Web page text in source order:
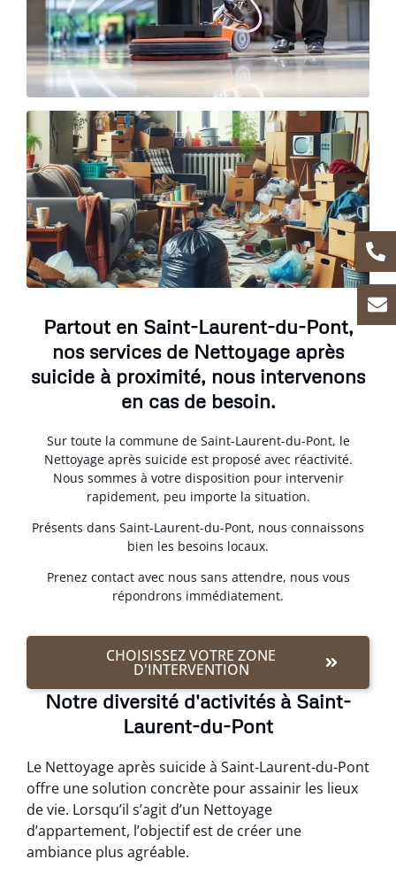
Partout en Saint-Laurent-du-Pont,
nos services de Nettoyage après
suicide à proximité, nous intervenons
en cas de besoin.
Sur toute la commune de Saint-Laurent-du-Pont, le
Nettoyage après suicide est proposé avec réactivité.
Nous sommes à votre disposition pour intervenir
rapidement, peu importe la situation.
Présents dans Saint-Laurent-du-Pont, nous connaissons
bien les besoins locaux.
Prenez contact avec nous sans attendre, nous vous
répondrons immédiatement.
CHOISISSEZ VOTRE ZONE
D'INTERVENTION
Notre diversité d'activités à Saint-
Laurent-du-Pont
Le Nettoyage après suicide à Saint-Laurent-du-Pont
offre une solution concrète pour assainir les lieux
de vie. Lorsqu’il s’agit d’un Nettoyage
d’appartement, l’objectif est de créer une
ambiance plus agréable.